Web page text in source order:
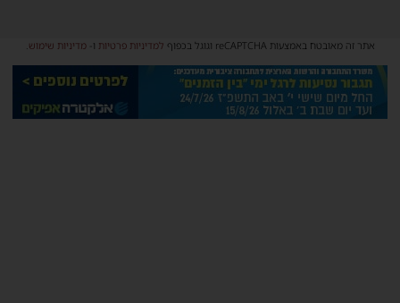
אתר זה מאובטח באמצעות reCAPTCHA וגוגל בכפוף למדיניות פרטיותו-מדיניות שימוש.